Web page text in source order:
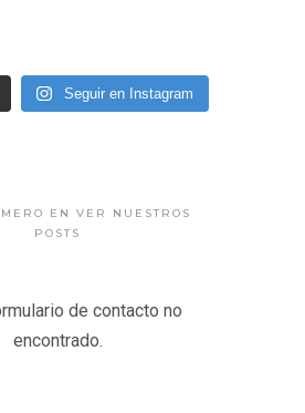
Seguir en Instagram
EN VER NUESTROS
POSTS
de contacto no
encontrado.